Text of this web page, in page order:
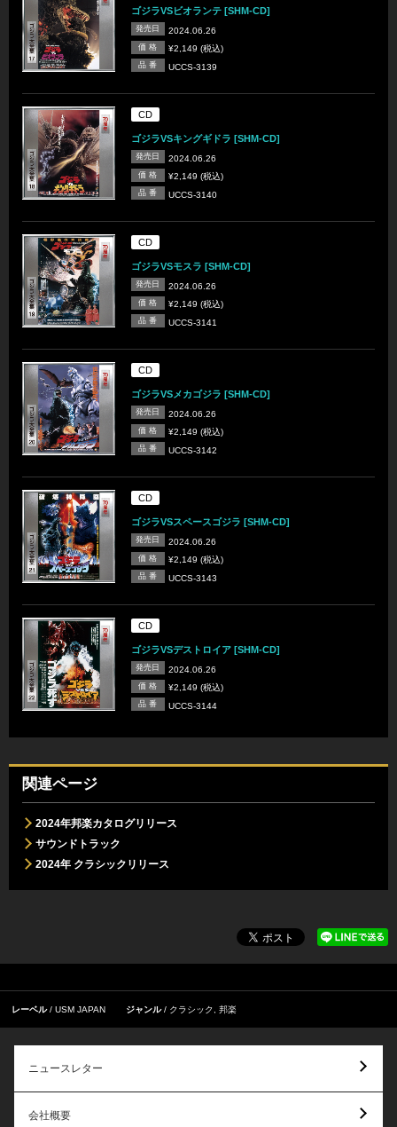
ゴジラVSビオランテ [SHM-CD]
発売日 2024.06.26
価 格 ¥2,149 (税込)
品 番 UCCS-3139
CD
ゴジラVSキングギドラ [SHM-CD]
発売日 2024.06.26
価 格 ¥2,149 (税込)
品 番 UCCS-3140
CD
ゴジラVSモスラ [SHM-CD]
発売日 2024.06.26
価 格 ¥2,149 (税込)
品 番 UCCS-3141
CD
ゴジラVSメカゴジラ [SHM-CD]
発売日 2024.06.26
価 格 ¥2,149 (税込)
品 番 UCCS-3142
CD
ゴジラVSスペースゴジラ [SHM-CD]
発売日 2024.06.26
価 格 ¥2,149 (税込)
品 番 UCCS-3143
CD
ゴジラVSデストロイア [SHM-CD]
発売日 2024.06.26
価 格 ¥2,149 (税込)
品 番 UCCS-3144
関連ページ
2024年邦楽カタログリリース
サウンドトラック
2024年 クラシックリリース
レーベル USM JAPAN ジャンル クラシック 邦楽
ニュースレター
会社概要